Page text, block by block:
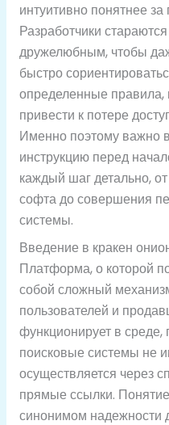
интуитивно понятнее
Разработчики
дружелюбным, чтобы
быстро
определенные
привести к потере
Именно поэтому важно
инструкцию перед
каждый шаг детально,
софта до совершения
системы.
Введение в кракен
Платформа, о которой
собой сложный
пользователей и
функционирует в среде,
поисковые системы не
осуществляется через
прямые ссылки.
синонимом надежности